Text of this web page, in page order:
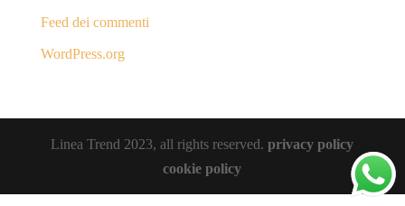
Feed dei commenti
WordPress.org
Linea Trend 2023, all rights reserved.privacy policy
cookie policy